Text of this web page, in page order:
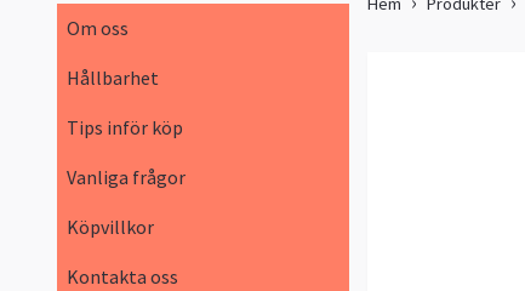
Om oss
Hållbarhet
Tips inför köp
Vanliga frågor
Köpvillkor
Kontakta oss